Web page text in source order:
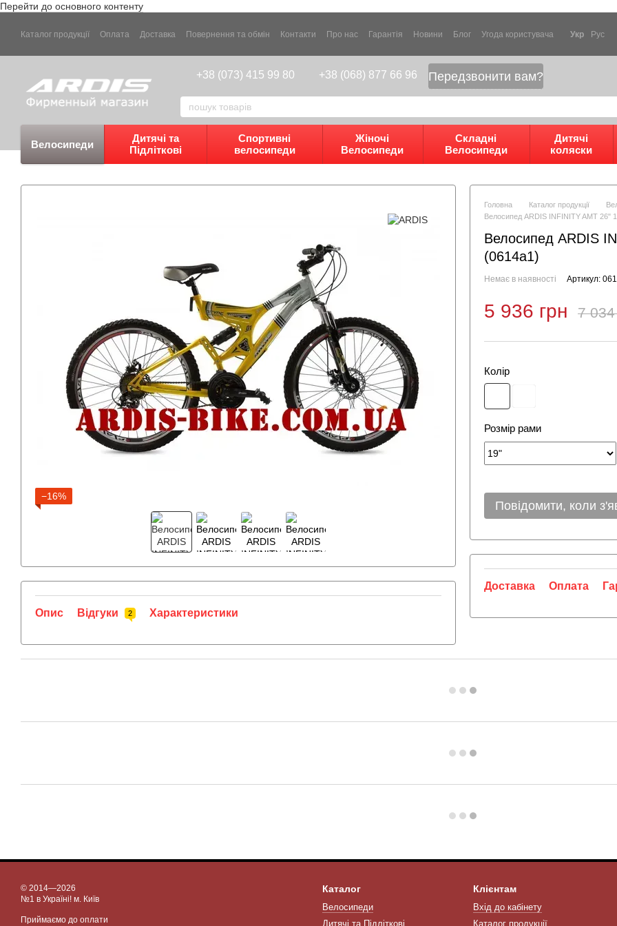
Перейти до основного контенту
Каталог продукції Оплата Доставка Повернення та обмін Контакти Про нас Гарантія Новини Блог Угода користувача Укр
Рус
+38 (073) 415 99 80 +38 (068) 877 66 96 Передзвонити вам?
Велосипеди
Дитячі та
Підліткові
Спортивні
велосипеди
Жіночі
Велосипеди
Складні
Велосипеди
Дитячі
коляски
−16%
Опис Відгуки 2 Характеристики
Головна Каталог продукції
Велосипед ARDIS INFINITY AMT 26"
Велосипед ARDIS
(0614a1)
Немає в наявності Артикул:
5 936 грн 7 034
Колір
Розмір рами
Повідомити, коли
Доставка Оплата
© 2014—2026
№1 в Україні! м. Київ
Приймаємо до оплати
Каталог
Велосипеди
Дитячі та Підліткові
Клієнтам
Вхід до кабінету
Каталог продукції